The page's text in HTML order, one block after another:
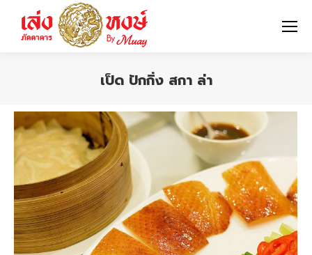
เป็ด ปักกิ่ง สกา ล่า